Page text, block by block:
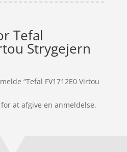
Tefal
Strygejern
“Tefal FV1712E0 Virtou
for at afgive en anmeldelse.